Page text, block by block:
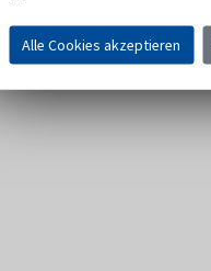
Alle Cookies akzeptieren